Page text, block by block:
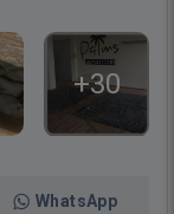
+30
WhatsApp